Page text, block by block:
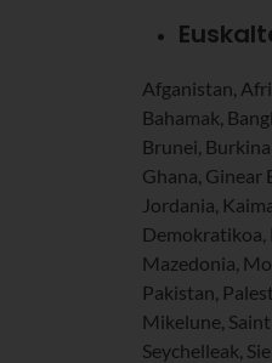
Afganistan,
Bahamak,
Brunei,
Ghana, Ginear
Jordania,
Demokratikoa,
Mazedonia,
Pakistan,
Mikelune, Saint
Seychelleak,